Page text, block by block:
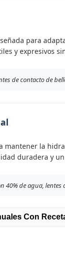
para
y expresivos
de contacto de
mantener la
duradera y
40% de agua, lentes
Con